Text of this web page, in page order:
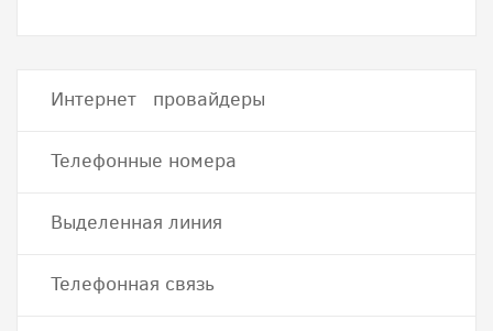
Интернет провайдеры
Телефонные номера
Выделенная линия
Телефонная связь